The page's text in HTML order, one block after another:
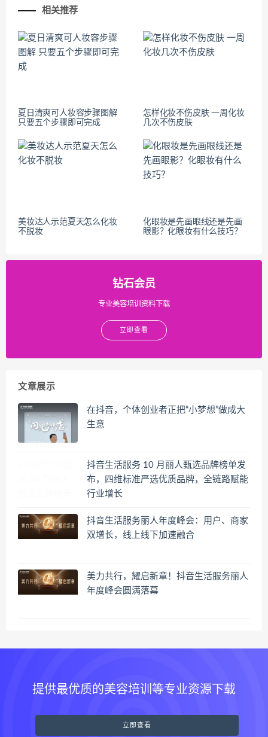
相关推荐
夏日清爽可人妆容步骤图解
只要五个步骤即可完成
怎样化妆不伤皮肤 一周化妆
几次不伤皮肤
美妆达人示范夏天怎么化妆
不脱妆
化眼妆是先画眼线还是先画
眼影？化眼妆有什么技巧？
钻石会员
专业美容培训资料下载
立即查看
文章展示
在抖音，个体创业者正把“小梦想”做成大
生意
抖音生活服务 10 月丽人甄选品牌榜单发
布，四维标准严选优质品牌，全链路赋能
行业增长
抖音生活服务丽人年度峰会：用户、商家
双增长，线上线下加速融合
美力共行，耀启新章！抖音生活服务丽人
年度峰会圆满落幕
提供最优质的美容培训等专业资源下载
立即查看